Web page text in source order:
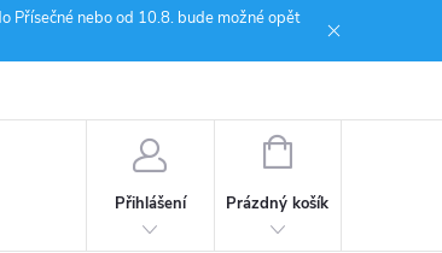
Přísečné nebo od 10.8. bude možné opět
Přihlášení
NÁKUPNÍ
Prázdný košík